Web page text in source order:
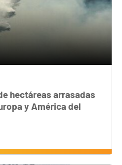
hectáreas arrasadas
y América del